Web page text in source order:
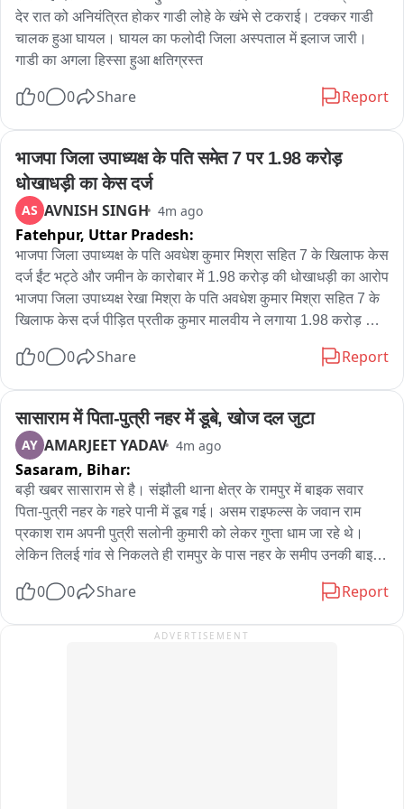
देर रात को अनियंत्रित होकर गाडी लोहे के खंभे से टकराई। टक्कर गाडी
चालक हुआ घायल। घायल का फलोदी जिला अस्पताल में इलाज जारी।
गाडी का अगला हिस्सा हुआ क्षतिग्रस्त
0 0 Share Report
भाजपा जिला उपाध्यक्ष के पति समेत 7 पर 1.98 करोड़
धोखाधड़ी का केस दर्ज
AS AVNISH SINGH 4m ago
Fatehpur, Uttar Pradesh:
भाजपा जिला उपाध्यक्ष के पति अवधेश कुमार मिश्रा सहित 7 के खिलाफ केस
दर्ज ईंट भट्ठे और जमीन के कारोबार में 1.98 करोड़ की धोखाधड़ी का आरोप
भाजपा जिला उपाध्यक्ष रेखा मिश्रा के पति अवधेश कुमार मिश्रा सहित 7 के
खिलाफ केस दर्ज पीड़ित प्रतीक कुमार मालवीय ने लगाया 1.98 करोड़ की
लिए 98 लाख निवेश का दावा केस दर्ज कर जांच पड़ताल में जुटी पुलिस
0 0 Share Report
सासाराम में पिता-पुत्री नहर में डूबे, खोज दल जुटा
AY AMARJEET YADAV 4m ago
Sasaram, Bihar:
बड़ी खबर सासाराम से है। संझौली थाना क्षेत्र के रामपुर में बाइक सवार
पिता-पुत्री नहर के गहरे पानी में डूब गई। असम राइफल्स के जवान राम
प्रकाश राम अपनी पुत्री सलोनी कुमारी को लेकर गुप्ता धाम जा रहे थे।
लेकिन तिलई गांव से निकलते ही रामपुर के पास नहर के समीप उनकी बाइक
डूब गए। रामप्रकाश राम असम राइफल्स में कार्यरत हैं और छुट्टी पर घर
गए। संझौली थाना पुलिस मौके पर पहुंच गई है। स्थानीय गोताखोर एवं
0 0 Share Report
ADVERTISEMENT